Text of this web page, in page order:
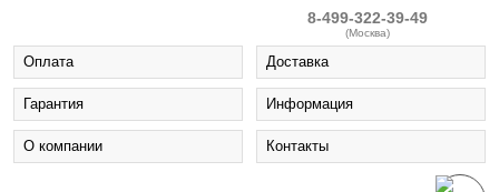
8-499-322-39-49
(Москва)
Оплата Доставка
Гарантия Информация
О компании Контакты